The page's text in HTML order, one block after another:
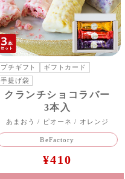
プチギフト
ギフトカード
手提げ袋
クランチショコラバー
3本入
あまおう / ピオーネ / オレンジ
BeFactory
¥410